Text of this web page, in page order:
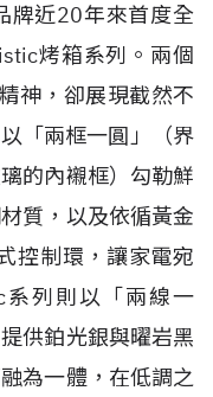
牌近20年來首度全
烤箱系列。兩個
神，卻展現截然不
「兩框一圓」（界
的內襯框）勾勒鮮
質，以及依循黃金
控制環，讓家電宛
列則以「兩線一
供鉑光銀與曜岩黑
為一體，在低調之